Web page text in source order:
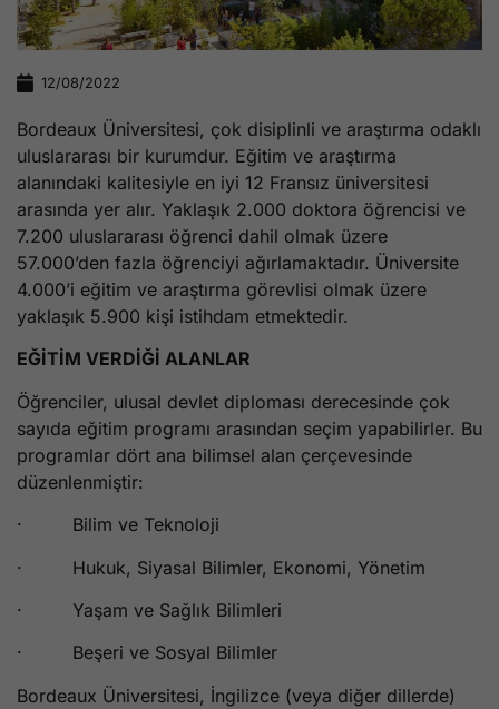
12/08/2022
Bordeaux Üniversitesi, çok disiplinli ve araştırma odaklı
uluslararası bir kurumdur. Eğitim ve araştırma
alanındaki kalitesiyle en iyi 12 Fransız üniversitesi
arasında yer alır. Yaklaşık 2.000 doktora öğrencisi ve
7.200 uluslararası öğrenci dahil olmak üzere
57.000’den fazla öğrenciyi ağırlamaktadır. Üniversite
4.000’i eğitim ve araştırma görevlisi olmak üzere
yaklaşık 5.900 kişi istihdam etmektedir.
EĞİTİM VERDİĞİ ALANLAR
Öğrenciler, ulusal devlet diploması derecesinde çok
sayıda eğitim programı arasından seçim yapabilirler. Bu
programlar dört ana bilimsel alan çerçevesinde
düzenlenmiştir:
· Bilim ve Teknoloji
· Hukuk, Siyasal Bilimler, Ekonomi, Yönetim
· Yaşam ve Sağlık Bilimleri
· Beşeri ve Sosyal Bilimler
Bordeaux Üniversitesi, İngilizce (veya diğer dillerde)